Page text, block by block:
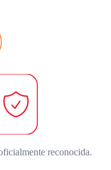
reconocida.